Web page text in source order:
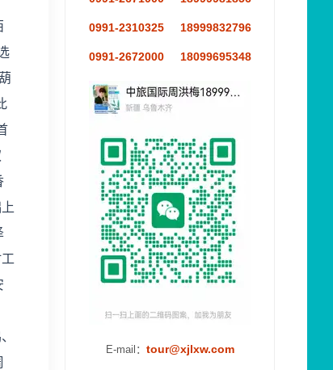
0991-2310325 18999832796
0991-2672000 18099695348
E-mail： tour@xjlxw.com